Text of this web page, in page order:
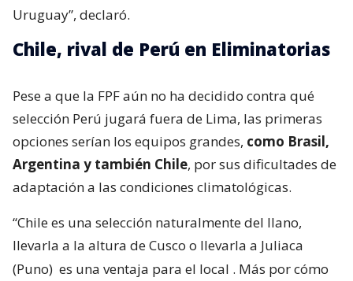
Uruguay”, declaró.
Chile, rival de Perú en Eliminatorias
Pese a que la FPF aún no ha decidido contra qué
selección Perú jugará fuera de Lima, las primeras
opciones serían los equipos grandes, como Brasil,
Argentina y también Chile, por sus dificultades de
adaptación a las condiciones climatológicas.
“Chile es una selección naturalmente del llano,
llevarla a la altura de Cusco o llevarla a Juliaca
(Puno) es una ventaja para el local . Más por cómo